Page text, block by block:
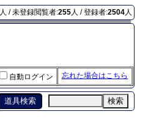
人 / 未登録閲覧者:255人 / 登録者:2504人
自動ログイン 忘れた場合はこちら
道具検索 検索